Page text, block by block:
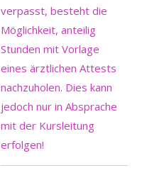
verpasst, besteht die
Möglichkeit, anteilig
Stunden mit Vorlage
eines ärztlichen Attests
nachzuholen. Dies kann
jedoch nur in Absprache
mit der Kursleitung
erfolgen!